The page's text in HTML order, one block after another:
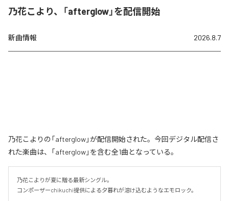
乃花こより、「afterglow」を配信開始
新曲情報 2026.8.7
乃花こよりの「afterglow」が配信開始された。今回デジタル配信さ
れた楽曲は、「afterglow」を含む全1曲となっている。
乃花こよりが夏に贈る最新シングル。
コンポーザーchikuchi提供による夕暮れが溶け込むようなエモロック。